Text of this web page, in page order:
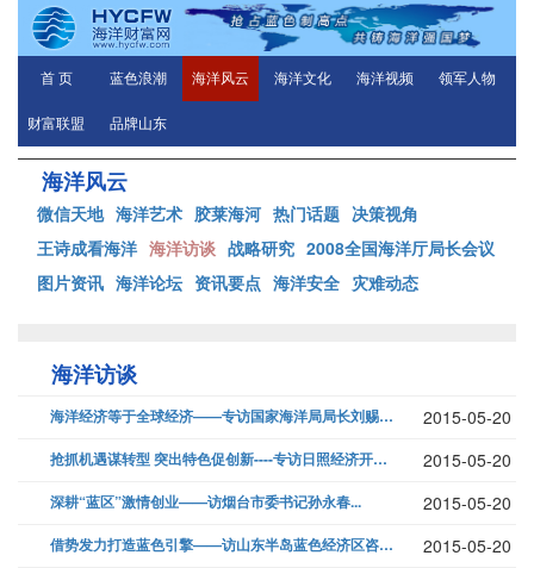
首 页 蓝色浪潮 海洋风云 海洋文化 海洋视频 领军人物
财富联盟 品牌山东
海洋风云
微信天地 海洋艺术 胶莱海河 热门话题 决策视角
王诗成看海洋 海洋访谈 战略研究 2008全国海洋厅局长会议
图片资讯 海洋论坛 资讯要点 海洋安全 灾难动态
海洋访谈
海洋经济等于全球经济——专访国家海洋局局长刘赐贵... 2015-05-20
抢抓机遇谋转型 突出特色促创新----专访日照经济开发区党工委书记王克... 2015-05-20
深耕“蓝区”激情创业——访烟台市委书记孙永春... 2015-05-20
借势发力打造蓝色引擎——访山东半岛蓝色经济区咨询委员会副主任郑贵斌... 2015-05-20